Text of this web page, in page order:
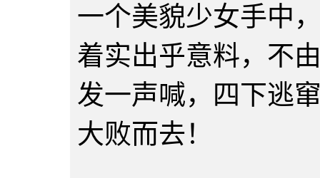
一个美貌少女手中
着实出乎意料，不
发一声喊，四下逃
大败而去！